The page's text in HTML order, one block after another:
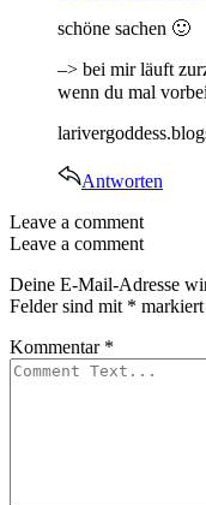
schöne sachen 🙂
–> bei mir läuft
wenn du mal
Antworten
Leave a comment
Leave a comment
Deine E-Mail-Adresse
Felder sind mit * markiert
Kommentar *